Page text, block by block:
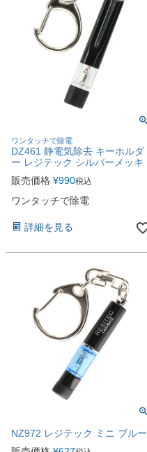
ワンタッチで除電
DZ461 静電気除去 キーホルダ
ー レジテック シルバーメッキ
販売価格 ¥990税込
ワンタッチで除電
詳細を見る
NZ972 レジテック ミニ ブルー